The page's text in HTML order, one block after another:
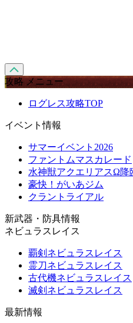
攻略 メニュー
ログレス攻略TOP
イベント情報
サマーイベント2026
ファントムマスカレード
水神獣アクエリアスΩ降
豪快！がいあジム
クラントライアル
新武器・防具情報
ネビュラスレイス
覇剣ネビュラスレイス
霊刀ネビュラスレイス
古代機ネビュラスレイス
滅剣ネビュラスレイス
最新情報